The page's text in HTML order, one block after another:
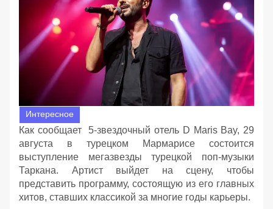
Интересное
Как сообщает 5-звездочный отель D Maris Bay, 29
августа в турецком Мармарисе состоится
выступление мегазвезды турецкой поп-музыки
Таркана. Артист выйдет на сцену, чтобы
представить программу, состоящую из его главных
хитов, ставших классикой за многие годы карьеры.